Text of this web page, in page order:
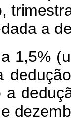
a
1,5%
a